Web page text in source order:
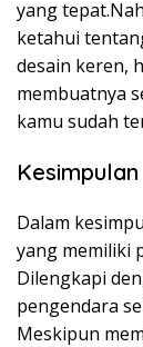
yang
ketahui
desain keren,
membuatnya
kamu sudah
Kesimpulan
Dalam
yang memiliki
Dilengkapi
pengendara
Meskipun